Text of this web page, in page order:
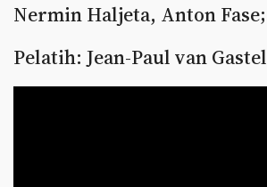
Nermin Haljeta, Anton Fase;
Pelatih: Jean-Paul van Gastel